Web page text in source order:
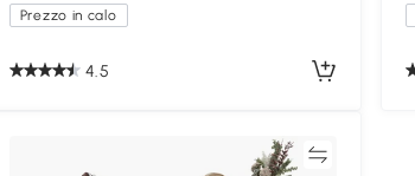
Prezzo in calo
4.5
Confronta